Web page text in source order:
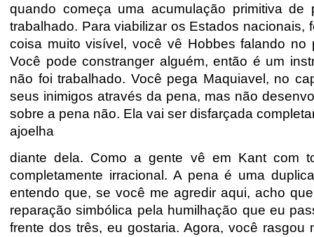
quando começa uma acumulação primitiva
trabalhado. Para viabilizar os Estados
coisa muito visível, você vê Hobbes falando
Você pode constranger alguém, então é um
não foi trabalhado. Você pega Maquiavel, no
seus inimigos através da pena, mas não
sobre a pena não. Ela vai ser disfarçada
ajoelha
diante dela. Como a gente vê em Kant com
completamente irracional. A pena é uma
entendo que, se você me agredir aqui, acho
reparação simbólica pela humilhação que eu
frente dos três, eu gostaria. Agora, você